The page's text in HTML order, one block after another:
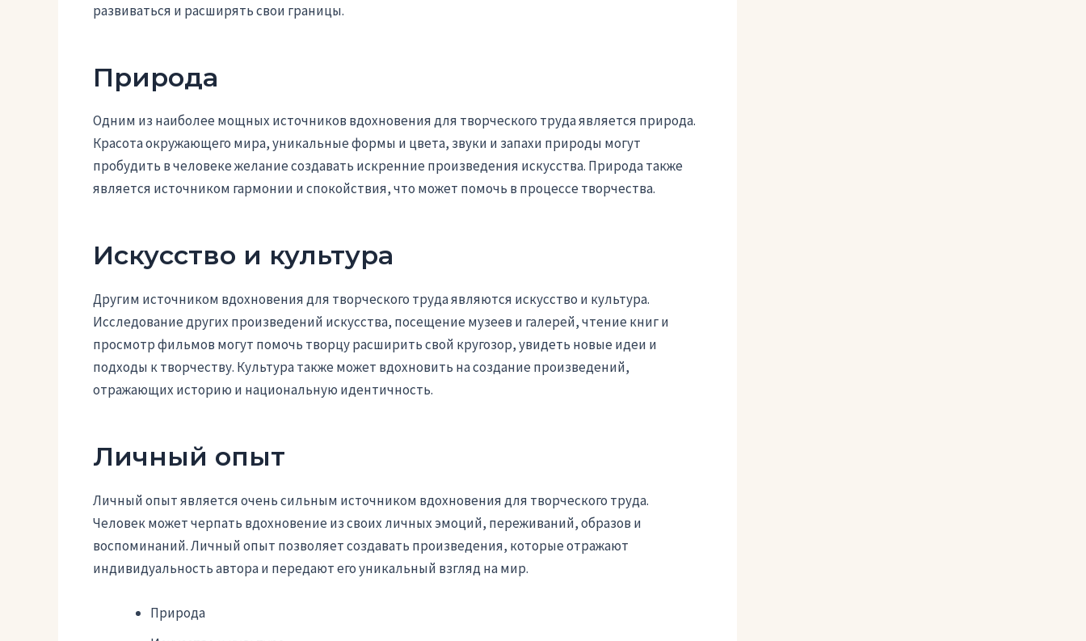
развиваться и расширять свои границы.
Природа
Одним из наиболее мощных источников вдохновения для творческого труда является природа.
Красота окружающего мира, уникальные формы и цвета, звуки и запахи природы могут
пробудить в человеке желание создавать искренние произведения искусства. Природа также
является источником гармонии и спокойствия, что может помочь в процессе творчества.
Искусство и культура
Другим источником вдохновения для творческого труда являются искусство и культура.
Исследование других произведений искусства, посещение музеев и галерей, чтение книг и
просмотр фильмов могут помочь творцу расширить свой кругозор, увидеть новые идеи и
подходы к творчеству. Культура также может вдохновить на создание произведений,
отражающих историю и национальную идентичность.
Личный опыт
Личный опыт является очень сильным источником вдохновения для творческого труда.
Человек может черпать вдохновение из своих личных эмоций, переживаний, образов и
воспоминаний. Личный опыт позволяет создавать произведения, которые отражают
индивидуальность автора и передают его уникальный взгляд на мир.
Природа